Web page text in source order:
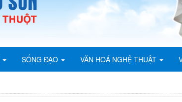
SỐNG ĐẠO VĂN HOÁ NGHỆ THUẬT